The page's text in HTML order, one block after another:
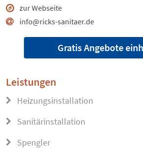
zur Webseite
info@ricks-sanitaer.de
Gratis Angebote
Leistungen
Heizungsinstallation
Sanitärinstallation
Spengler